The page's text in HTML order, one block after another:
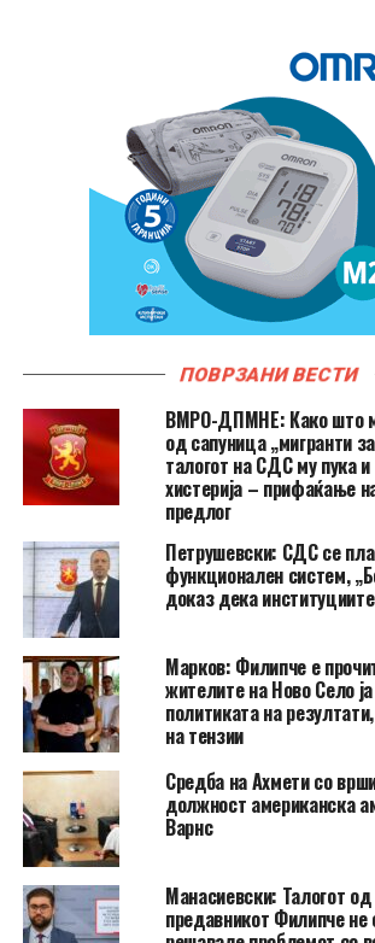
ПОВРЗАНИ ВЕСТИ
ВМРО-ДПМНЕ: Како што
од сапуница „мигранти
талогот на СДС му пука и
хистерија – прифаќање
предлог
Петрушевски: СДС се
функционален систем,
доказ дека
Марков: Филипче е
жителите на Ново Село
политиката на
на тензии
Средба на Ахмети со
должност американска
Варнс
Манасиевски: Талогот
предавникот Филипче не